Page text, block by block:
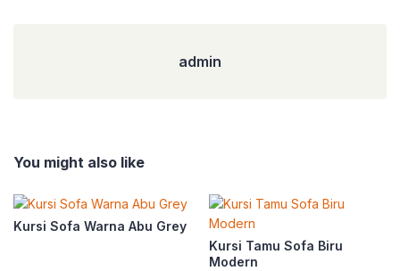
admin
You might also like
Kursi Sofa Warna Abu Grey
Kursi Tamu Sofa Biru
Modern